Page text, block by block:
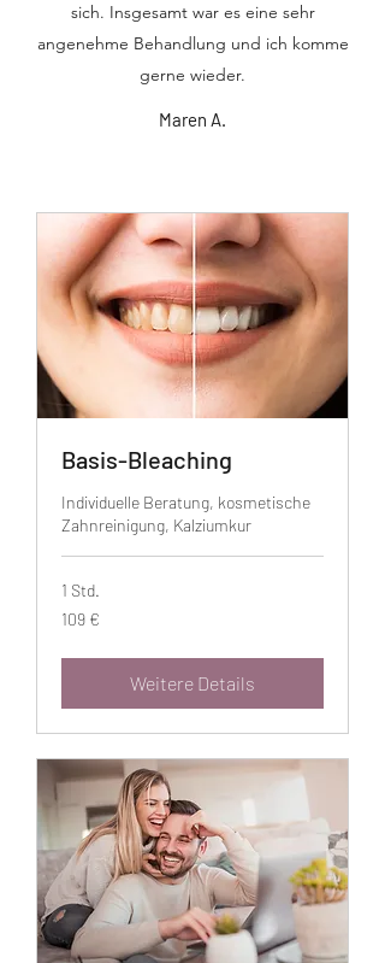
sich. Insgesamt war es eine sehr
angenehme Behandlung und ich komme
gerne wieder.
Maren A.
Basis-Bleaching
Individuelle Beratung, kosmetische
Zahnreinigung, Kalziumkur
1 Std.
109
Euro
109 €
Weitere Details